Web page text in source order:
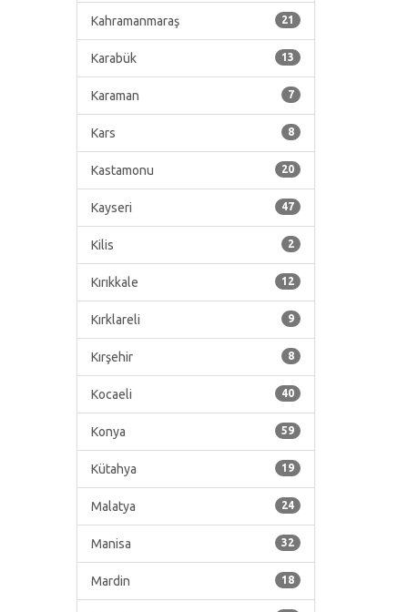
21
Kahramanmaraş
13
Karabük
7
Karaman
8
Kars
20
Kastamonu
47
Kayseri
2
Kilis
12
Kırıkkale
9
Kırklareli
8
Kırşehir
40
Kocaeli
59
Konya
19
Kütahya
24
Malatya
32
Manisa
18
Mardin